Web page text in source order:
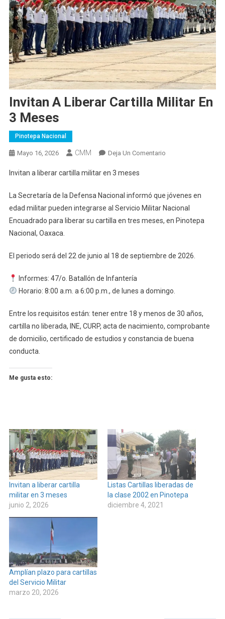
Invitan A Liberar Cartilla Militar En
3 Meses
Pinotepa Nacional
Mayo 16, 2026 CMM Deja Un ComentarioEn
Cartilla
Militar
En
Invitan a liberar cartilla militar en 3 meses
La Secretaría de la Defensa Nacional informó que jóvenes en
edad militar pueden integrarse al Servicio Militar Nacional
Encuadrado para liberar su cartilla en tres meses, en Pinotepa
Nacional, Oaxaca.
El periodo será del 22 de junio al 18 de septiembre de 2026.
Informes: 47/o. Batallón de Infantería
Horario: 8:00 a.m. a 6:00 p.m., de lunes a domingo.
Entre los requisitos están: tener entre 18 y menos de 30 años,
cartilla no liberada, INE, CURP, acta de nacimiento, comprobante
de domicilio, certificado de estudios y constancia de buena
conducta.
Me gusta esto:
Invitan a liberar cartilla
militar en 3 meses
junio 2, 2026
Listas Cartillas liberadas de
la clase 2002 en Pinotepa
diciembre 4, 2021
Amplían plazo para cartillas
del Servicio Militar
marzo 20, 2026